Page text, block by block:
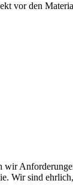
vor den
Wir sind